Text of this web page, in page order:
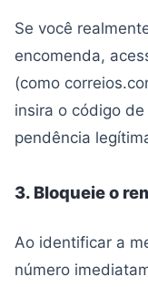
Se você
encomenda,
(como
insira o código
pendência
3. Bloqueie o
Ao identificar a
número